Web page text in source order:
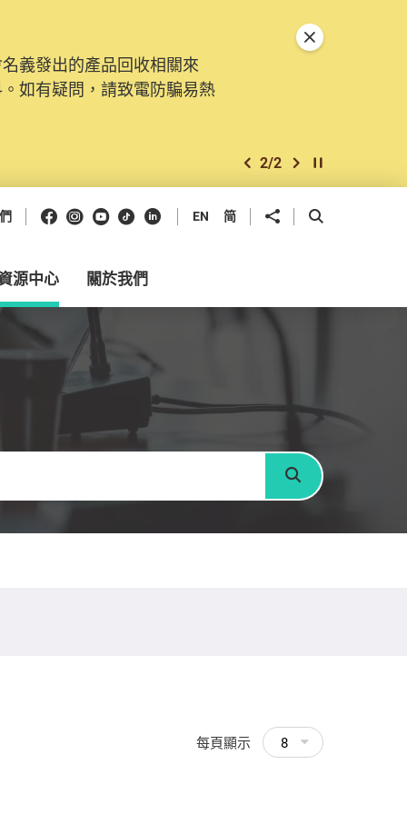
義發出的產品回收相關來
如有疑問，請致電防騙易熱
。由2025年11月10日起，
訴、查詢及建議。所有提交
上一個
2/2 下一個開始/暫停幻燈
關閉特別通告
Facebook
Instagram
Youtube
抖音領英 EN 简 分享到 開啟搜尋框
源中心 關於我們
搜尋
每頁顯示 8